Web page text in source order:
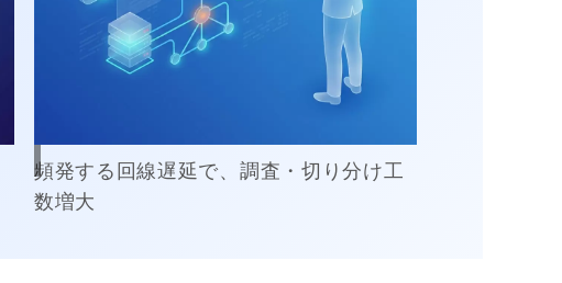
頻発する回線遅延で、調査・切り分け工
数増大